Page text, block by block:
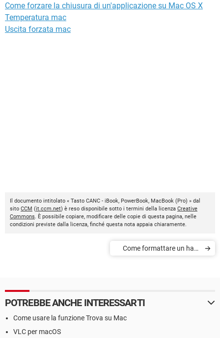
Come forzare la chiusura di un'applicazione su Mac OS X
Temperatura mac
Uscita forzata mac
Il documento intitolato « Tasto CANC - iBook, PowerBook, MacBook (Pro) » dal
sito CCM (it.ccm.net) è reso disponibile sotto i termini della licenza Creative
Commons. È possibile copiare, modificare delle copie di questa pagina, nelle
condizioni previste dalla licenza, finché questa nota appaia chiaramente.
Come formattare un hard
POTREBBE ANCHE INTERESSARTI
Come usare la funzione Trova su Mac
VLC per macOS